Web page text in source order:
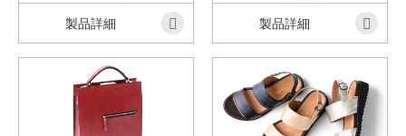
製品詳細 製品詳細